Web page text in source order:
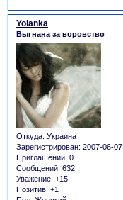
Yolanka
Выгнана за воровство
Откуда: Украина
Зарегистрирован: 2007-06-07
Приглашений: 0
Сообщений: 632
Уважение: +15
Позитив: +1